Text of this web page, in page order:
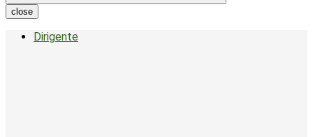
close
Dirigente